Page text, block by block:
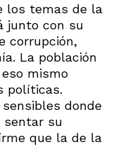
los temas de la
junto con su
corrupción,
La población
mismo
políticas.
donde
sentar su
que la de la